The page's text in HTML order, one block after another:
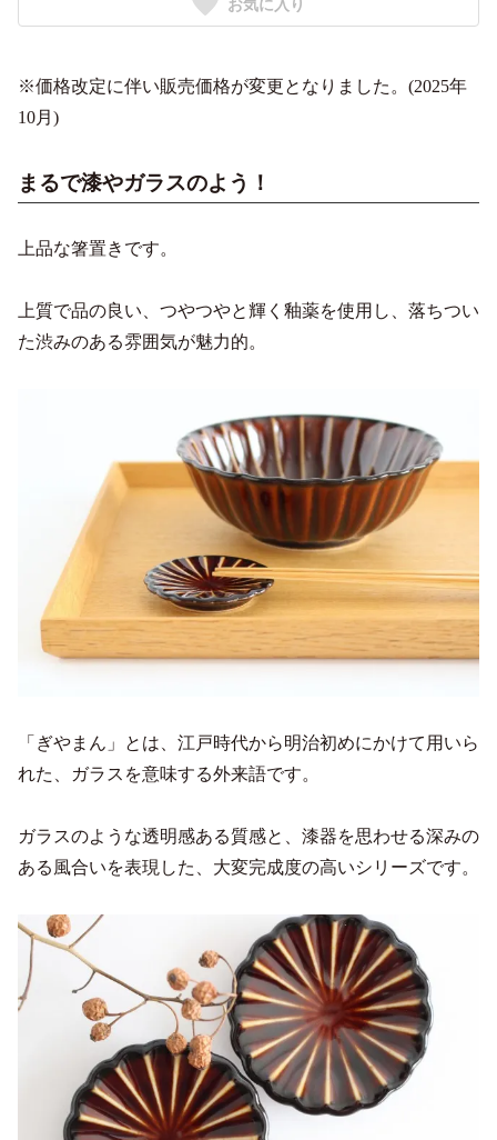
※価格改定に伴い販売価格が変更となりました。(2025年
10月)
まるで漆やガラスのよう！
上品な箸置きです。
上質で品の良い、つやつやと輝く釉薬を使用し、落ちつい
た渋みのある雰囲気が魅力的。
「ぎやまん」とは、江戸時代から明治初めにかけて用いら
れた、ガラスを意味する外来語です。
ガラスのような透明感ある質感と、漆器を思わせる深みの
ある風合いを表現した、大変完成度の高いシリーズです。